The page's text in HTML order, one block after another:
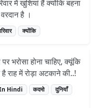
में खुशियां हैं क्योंकि बहना
है ।
क्योंकि
भरोसा होना चाहिए, क्यूंकि
राह में रोड़ा अटकाने की..!
Hindi कदमो
दुनियाँ